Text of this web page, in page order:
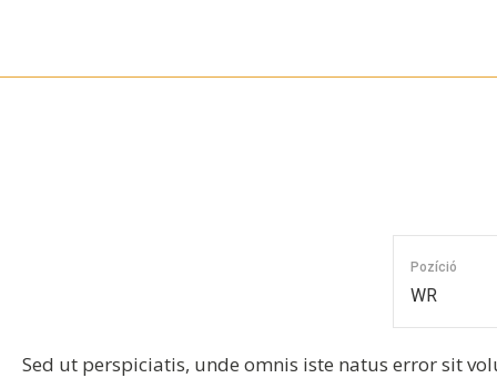
content
Pozíció
WR
Sed ut perspiciatis, unde omnis iste natus error sit